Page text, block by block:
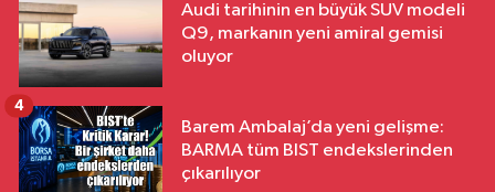
Audi tarihinin en büyük SUV modeli
Q9, markanın yeni amiral gemisi
oluyor
Barem Ambalaj’da yeni gelişme:
BARMA tüm BIST endekslerinden
çıkarılıyor
4